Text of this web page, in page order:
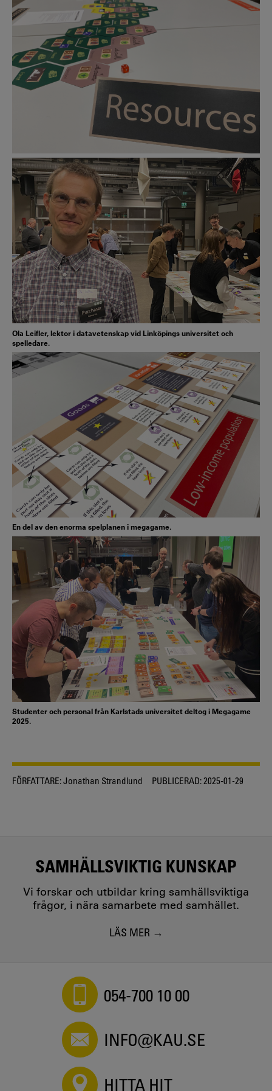
Ola Leifler, lektor i datavetenskap vid Linköpings universitet och
spelledare.
En del av den enorma spelplanen i megagame.
Studenter och personal från Karlstads universitet deltog i Megagame
2025.
FÖRFATTARE:Jonathan Strandlund PUBLICERAD:2025-01-29
SAMHÄLLSVIKTIG KUNSKAP
Vi forskar och utbildar kring samhällsviktiga
frågor, i nära samarbete med samhället.
LÄS MER
054-700 10 00
INFO@KAU.SE
HITTA HIT